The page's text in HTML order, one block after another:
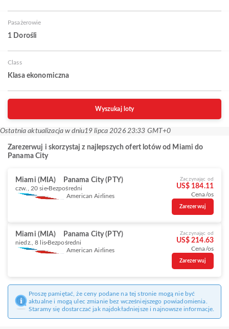
Pasażerowie
1 Dorośli
Class
Klasa ekonomiczna
Wyszukaj loty
Ostatnia aktualizacja w dniu19 lipca 2026 23:33 GMT+0
Zarezerwuj i skorzystaj z najlepszych ofert lotów od Miami do
Panama City
Miami (MIA) Panama City (PTY)
czw., 20 sie Bezpośredni
American Airlines
Zaczynając od
US$ 184.11
Cena/os
Zarezerwuj
Miami (MIA) Panama City (PTY)
niedz., 8 lis Bezpośredni
American Airlines
Zaczynając od
US$ 214.63
Cena/os
Zarezerwuj
Proszę pamiętać, że ceny podane na tej stronie mogą nie być
aktualne i mogą ulec zmianie bez wcześniejszego powiadomienia.
Staramy się dostarczać jak najdokładniejsze i najnowsze informacje.